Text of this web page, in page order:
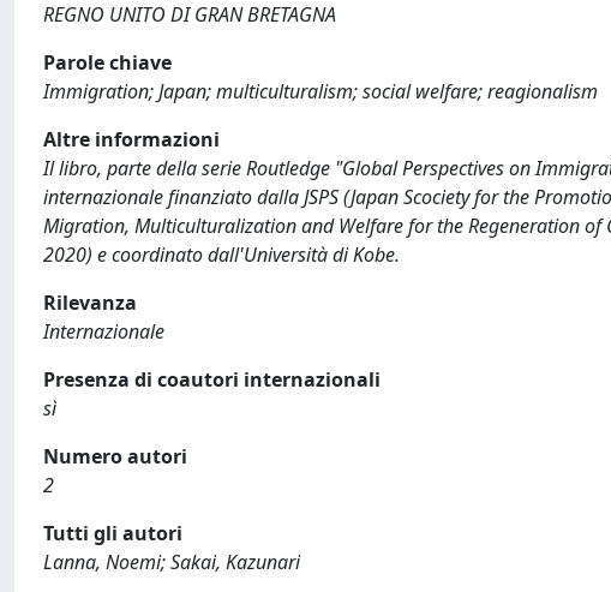
REGNO UNITO DI GRAN BRETAGNA
Parole chiave
Immigration; Japan; multiculturalism; social welfare; reagionalism
Altre informazioni
Il libro, parte della serie Routledge "Global Perspectives on
internazionale finanziato dalla JSPS (Japan Scociety for the
Migration, Multiculturalization and Welfare for the Regeneration of
2020) e coordinato dall'Università di Kobe.
Rilevanza
Internazionale
Presenza di coautori internazionali
sì
Numero autori
2
Tutti gli autori
Lanna, Noemi; Sakai, Kazunari